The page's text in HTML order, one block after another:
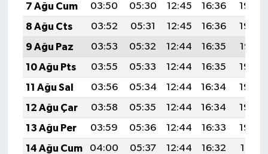
7 Ağu Cum
03:50 05:30 12:45 16:36
19:49
8 Ağu Cts
03:52 05:31 12:45 16:36
19:48
9 Ağu Paz
03:53 05:32 12:44 16:35
19:47
10 Ağu Pts
03:55 05:33 12:44 16:35
19:46
11 Ağu Sal
03:56 05:34 12:44 16:34
19:45
12 Ağu Çar
03:58 05:35 12:44 16:34
19:43
13 Ağu Per
03:59 05:36 12:44 16:33
19:42
14 Ağu Cum
04:00 05:37 12:44 16:32
19:41
Tavşanlı
Teknoloji
Türkiye
Video Galeri
Yaşam